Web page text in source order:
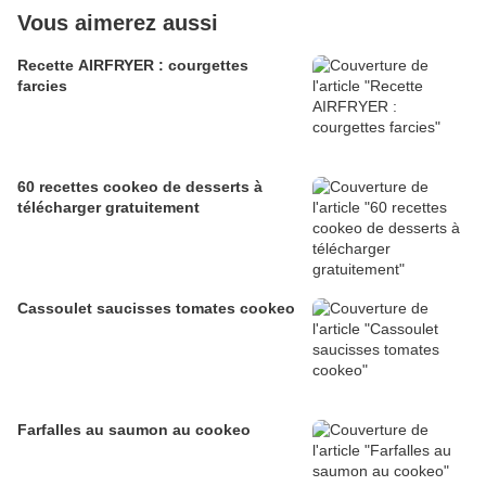
Vous aimerez aussi
Recette AIRFRYER : courgettes
farcies
60 recettes cookeo de desserts à
télécharger gratuitement
Cassoulet saucisses tomates cookeo
Farfalles au saumon au cookeo